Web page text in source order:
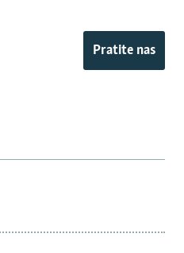
Pratite nas